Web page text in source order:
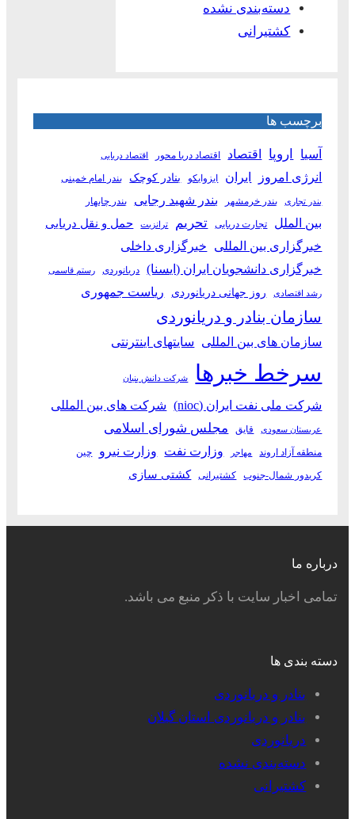
دسته‌بندی نشده
کشتیرانی
برچسب ها
آسیا اروپا اقتصاد اقتصاد دریا محور اقتصاد دریایی
انرژی امروز ایران ایزوایکو بنادر کوچک بندر امام خمینی
بندر تجاری بندر خرمشهر بندر شهید رجایی بندر چابهار
بین الملل تجارت دریایی تحریم ترانزیت حمل و نقل دریایی
خبرگزاری بین المللی خبرگزاری داخلی
خبرگزاری دانشجویان ایران (ایسنا)
دریانوردی رستم قاسمی
رشد اقتصادی روز جهانی دریانوردی ریاست جمهوری
سازمان بنادر و دریانوردی
سازمان های بین المللی سایتهای اینترنتی
سرخط خبرها شرکت دانش بنیان
شرکت ملی نفت ایران (nioc) شرکت های بین المللی
عربستان سعودی قایق مجلس شورای اسلامی
منطقه آزاد اروند مهاجر وزارت نفت وزارت نیرو چین
کریدور شمال-جنوب کشتیرانی کشتی سازی
درباره ما
تمامی اخبار سایت با ذکر منبع می باشد.
دسته بندی ها
بنادر و دریانوردی
بنادر و دریانوردی استان گیلان
دریانوردی
دسته‌بندی نشده
کشتیرانی